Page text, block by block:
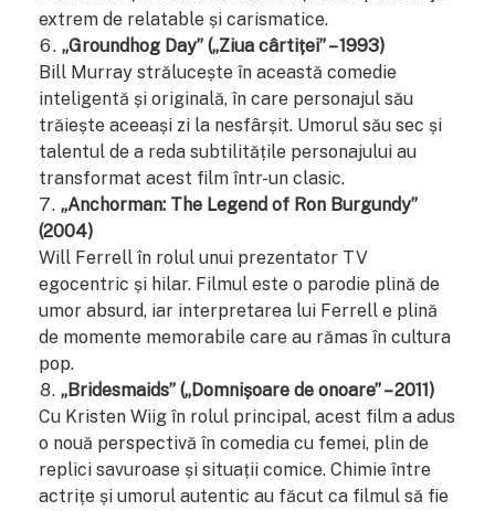
extrem de relatable și carismatice.
„Groundhog Day” („Ziua cârtiței” – 1993)
Bill Murray strălucește în această comedie
inteligentă și originală, în care personajul său
trăiește aceeași zi la nesfârșit. Umorul său sec și
talentul de a reda subtilitățile personajului au
transformat acest film într-un clasic.
„Anchorman: The Legend of Ron Burgundy”
(2004)
Will Ferrell în rolul unui prezentator TV
egocentric și hilar. Filmul este o parodie plină de
umor absurd, iar interpretarea lui Ferrell e plină
de momente memorabile care au rămas în cultura
pop.
„Bridesmaids” („Domnișoare de onoare” – 2011)
Cu Kristen Wiig în rolul principal, acest film a adus
o nouă perspectivă în comedia cu femei, plin de
replici savuroase și situații comice. Chimie între
actrițe și umorul autentic au făcut ca filmul să fie